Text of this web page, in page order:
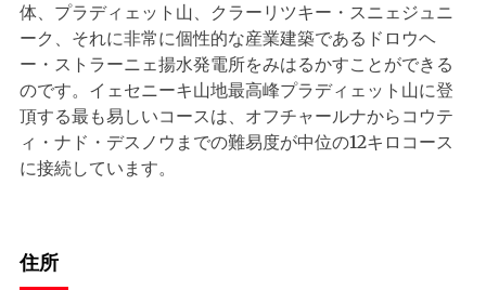
体、プラディェット山、クラーリツキー・スニェジュニ
ーク、それに非常に個性的な産業建築であるドロウヘ
ー・ストラーニェ揚水発電所をみはるかすことができる
のです。イェセニーキ山地最高峰プラディェット山に登
頂する最も易しいコースは、オフチャールナからコウテ
ィ・ナド・デスノウまでの難易度が中位の12キロコース
に接続しています。
住所